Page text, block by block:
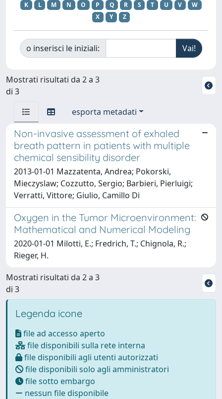
K
L M N O P Q R S T U V
W
X
Y Z
o inserisci le iniziali:
Mostrati risultati da 2 a 3
di 3
esporta metadati
Non-invasive assessment of exhaled
breath pattern in patients with multiple
chemical sensibility disorder
2013-01-01 Mazzatenta, Andrea; Pokorski,
Mieczyslaw; Cozzutto, Sergio; Barbieri, Pierluigi;
Verratti, Vittore; Giulio, Camillo Di
Oxygen in the Tumor Microenvironment:
Mathematical and Numerical Modeling
2020-01-01 Milotti, E.; Fredrich, T.; Chignola, R.;
Rieger, H.
Mostrati risultati da 2 a 3
di 3
Legenda icone
file ad accesso aperto
file disponibili sulla rete interna
file disponibili agli utenti autorizzati
file disponibili solo agli amministratori
file sotto embargo
nessun file disponibile